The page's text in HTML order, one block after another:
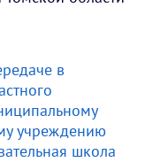
в
учреждению
школа